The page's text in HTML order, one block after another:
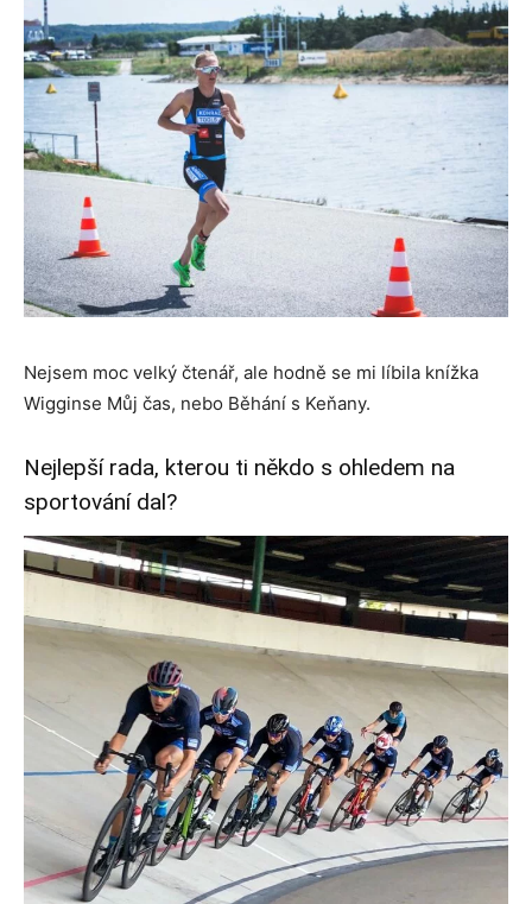
Nejsem moc velký čtenář, ale hodně se mi líbila knížka
Wigginse Můj čas, nebo Běhání s Keňany.
Nejlepší rada, kterou ti někdo s ohledem na
sportování dal?